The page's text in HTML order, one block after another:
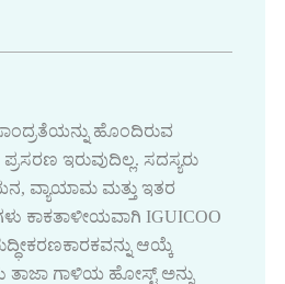
ಹೊಂದಿರುವ
ಇರುವುದಿಲ್ಲ. ಸದಸ್ಯರು
ವ್ಯಾಯಾಮ ಮತ್ತು ಇತರ
ಕಾಕತಾಳೀಯವಾಗಿ IGUICOO
ಆಯ್ಕೆ
ತಾಜಾ ಗಾಳಿಯ ಹೋಸ್ಟ್ ಅನ್ನು